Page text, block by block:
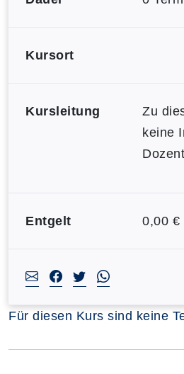
Kursort
Kursleitung
Zu
keine
Entgelt 0,00 €
Für diesen Kurs sind keine